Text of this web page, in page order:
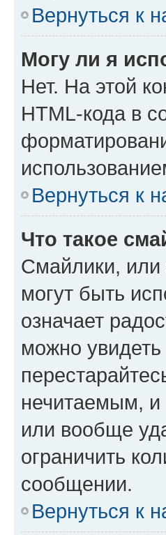
Вернуться к
Могу ли я
Нет. На этой
HTML-кода в
Вернуться к
Что такое
Смайлики, или
могут быть
означает
можно
нечитаемым, и
или вообще
ограничить
сообщении.
Вернуться к